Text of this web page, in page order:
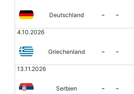
Deutschland - -
4.10.2026
Griechenland - -
13.11.2026
Serbien - -